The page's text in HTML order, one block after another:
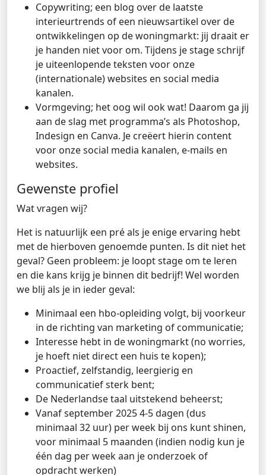
Copywriting; een blog over de laatste
interieurtrends of een nieuwsartikel over de
ontwikkelingen op de woningmarkt: jij draait er
je handen niet voor om. Tijdens je stage schrijf
je uiteenlopende teksten voor onze
(internationale) websites en social media
kanalen.
Vormgeving; het oog wil ook wat! Daarom ga jij
aan de slag met programma’s als Photoshop,
Indesign en Canva. Je creëert hierin content
voor onze social media kanalen, e-mails en
websites.
Gewenste profiel
Wat vragen wij?
Het is natuurlijk een pré als je enige ervaring hebt
met de hierboven genoemde punten. Is dit niet het
geval? Geen probleem: je loopt stage om te leren
en die kans krijg je binnen dit bedrijf! Wel worden
we blij als je in ieder geval:
Minimaal een hbo-opleiding volgt, bij voorkeur
in de richting van marketing of communicatie;
Interesse hebt in de woningmarkt (no worries,
je hoeft niet direct een huis te kopen);
Proactief, zelfstandig, leergierig en
communicatief sterk bent;
De Nederlandse taal uitstekend beheerst;
Vanaf september 2025 4-5 dagen (dus
minimaal 32 uur) per week bij ons kunt shinen,
voor minimaal 5 maanden (indien nodig kun je
één dag per week aan je onderzoek of
opdracht werken)